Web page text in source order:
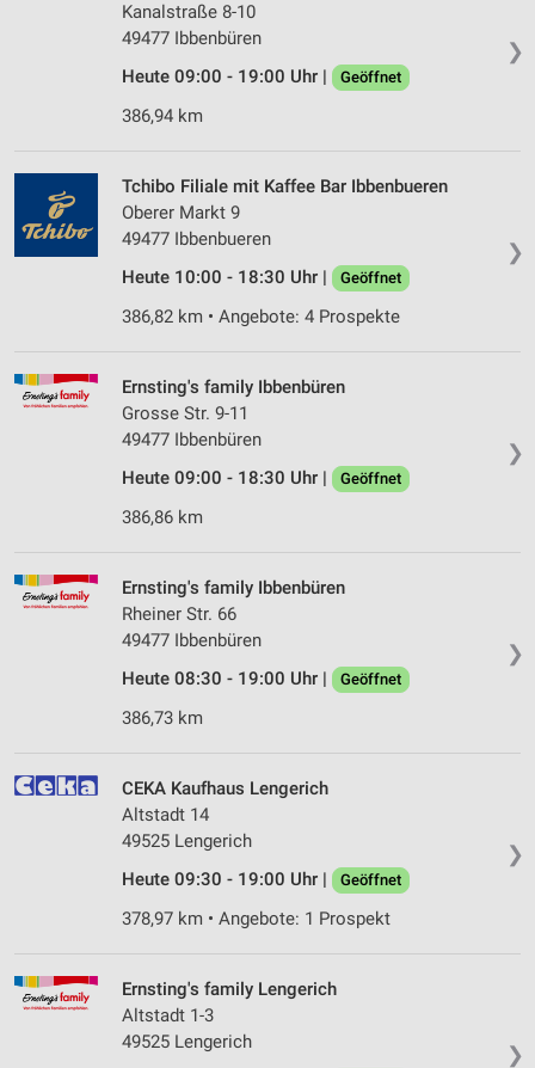
❯
Kanalstraße 8-10
49477 Ibbenbüren
Heute 09:00 - 19:00 Uhr |
Geöffnet
386,94 km
❯
Tchibo Filiale mit Kaffee Bar Ibbenbueren
Oberer Markt 9
49477 Ibbenbueren
Heute 10:00 - 18:30 Uhr |
Geöffnet
386,82 km • Angebote: 4 Prospekte
❯
Ernsting's family Ibbenbüren
Grosse Str. 9-11
49477 Ibbenbüren
Heute 09:00 - 18:30 Uhr |
Geöffnet
386,86 km
❯
Ernsting's family Ibbenbüren
Rheiner Str. 66
49477 Ibbenbüren
Heute 08:30 - 19:00 Uhr |
Geöffnet
386,73 km
❯
CEKA Kaufhaus Lengerich
Altstadt 14
49525 Lengerich
Heute 09:30 - 19:00 Uhr |
Geöffnet
378,97 km • Angebote: 1 Prospekt
❯
Ernsting's family Lengerich
Altstadt 1-3
49525 Lengerich